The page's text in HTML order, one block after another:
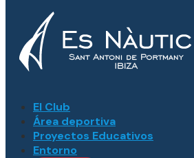
El Club
Área deportiva
Proyectos Educativos
Entorno